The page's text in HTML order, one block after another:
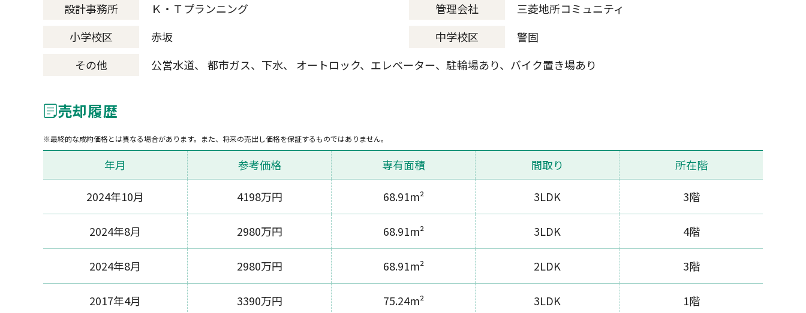
設計事務所
Ｋ・Ｔプランニング 管理会社
三菱地所コミュニティ
小学校区
赤坂 中学校区
警固
その他
公営水道、 都市ガス、下水、 オートロック、エレベーター、駐輪場あり、バイク置き場あり
売却履歴
最終的な成約価格とは異なる場合があります。また、将来の売出し価格を保証するものではありません。
年月 参考価格 専有面積 間取り 所在階
2024年10月 4198万円 68.91m² 3LDK 3階
2024年8月 2980万円 68.91m² 3LDK 4階
2024年8月 2980万円 68.91m² 2LDK 3階
2017年4月 3390万円 75.24m² 3LDK 1階